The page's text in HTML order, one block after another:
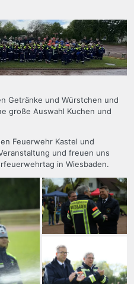
Getränke und Würstchen und
große Auswahl Kuchen und
Feuerwehr Kastel und
und freuen uns
in Wiesbaden.